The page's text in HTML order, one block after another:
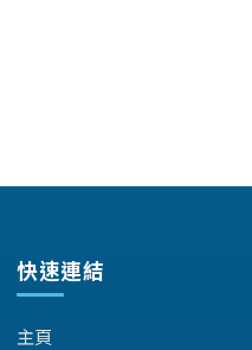
快速連結
主頁